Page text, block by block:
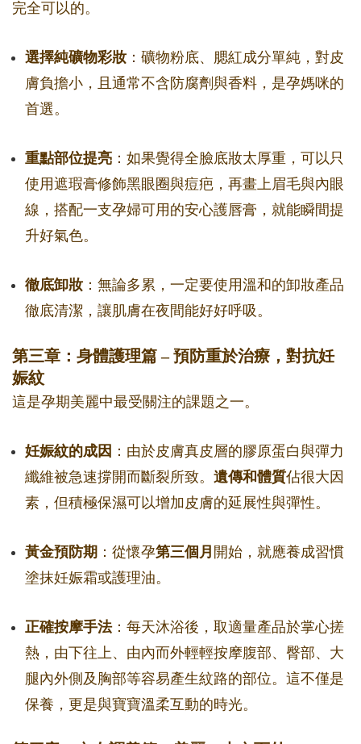
完全可以的。
選擇純礦物彩妝 ：礦物粉底、腮紅成分單純，對皮
膚負擔小，且通常不含防腐劑與香料，是孕媽咪的
首選。
重點部位提亮 ：如果覺得全臉底妝太厚重，可以只
使用遮瑕膏修飾黑眼圈與痘疤，再畫上眉毛與內眼
線，搭配一支孕婦可用的安心護唇膏，就能瞬間提
升好氣色。
徹底卸妝 ：無論多累，一定要使用溫和的卸妝產品
徹底清潔，讓肌膚在夜間能好好呼吸。
第三章：身體護理篇 – 預防重於治療，對抗妊
娠紋
這是孕期美麗中最受關注的課題之一。
妊娠紋的成因 ：由於皮膚真皮層的膠原蛋白與彈力
纖維被急速撐開而斷裂所致。 遺傳和體質佔很大因
素，但積極保濕可以增加皮膚的延展性與彈性。
黃金預防期 ：從懷孕第三個月 開始，就應養成習慣
塗抹妊娠霜或護理油。
正確按摩手法：每天沐浴後，取適量產品於掌心搓
熱，由下往上、由內而外輕輕按摩腹部、臀部、大
腿內外側及胸部等容易產生紋路的部位。這不僅是
保養，更是與寶寶溫柔互動的時光。